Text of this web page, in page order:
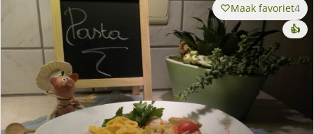
Maak favoriet4
👍